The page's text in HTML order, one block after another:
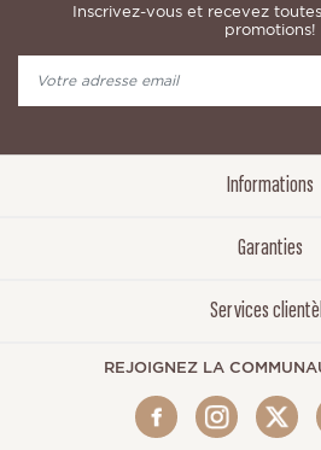
Inscrivez-vous et recevez
promotions!
Informations
Garanties
Services
REJOIGNEZ LA